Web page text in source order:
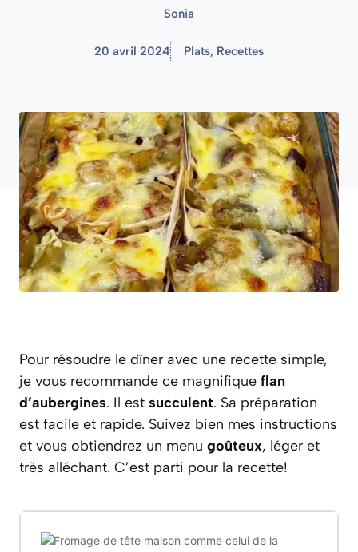
Sonia
20 avril 2024 Plats, Recettes
Pour résoudre le dîner avec une recette simple,
je vous recommande ce magnifique flan
d’aubergines. Il est succulent. Sa préparation
est facile et rapide. Suivez bien mes instructions
et vous obtiendrez un menu goûteux, léger et
très alléchant. C’est parti pour la recette!